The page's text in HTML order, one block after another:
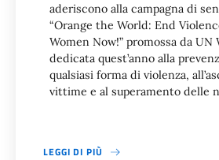
aderiscono alla campagna di
“Orange the World: End
Women Now!” promossa da UN
dedicata quest’anno alla
qualsiasi forma di violenza,
vittime e al superamento delle
LEGGI DI PIÙ